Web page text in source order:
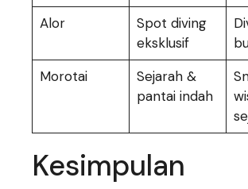
Alor
Spot diving
eksklusif
Morotai
Sejarah &
pantai indah
Kesimpulan